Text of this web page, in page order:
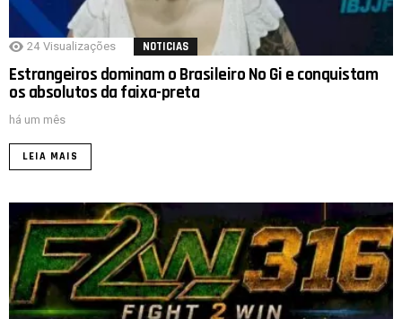
24 Visualizações NOTICIAS
Estrangeiros dominam o Brasileiro No Gi e conquistam
os absolutos da faixa-preta
há um mês
LEIA MAIS